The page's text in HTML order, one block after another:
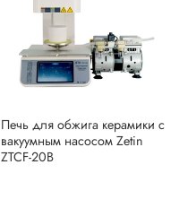
Печь для обжига керамики с
вакуумным насосом Zetin
ZTCF-20B